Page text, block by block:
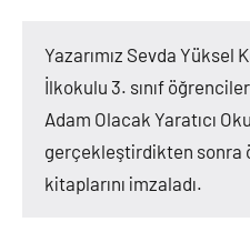
Yazarımız Sevda Yüksel
İlkokulu 3. sınıf
Adam Olacak Yaratıcı
gerçekleştirdikten sonra
kitaplarını imzaladı.